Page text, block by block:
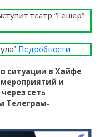
театр “Гешер”
Подробности
ситуации в Хайфе
и
через сеть
Телеграм-